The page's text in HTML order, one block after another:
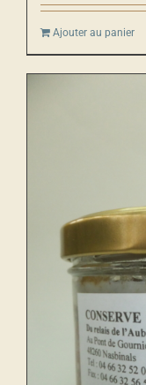
Ajouter au panier